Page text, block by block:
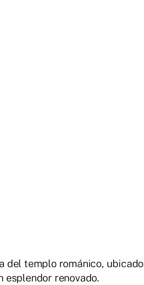
del templo románico, ubicado
esplendor renovado.